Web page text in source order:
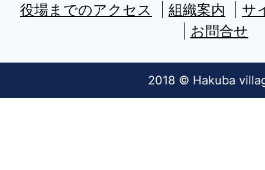
役場までのアクセス 組織案内
サ
お問合せ
2018 © Hakuba